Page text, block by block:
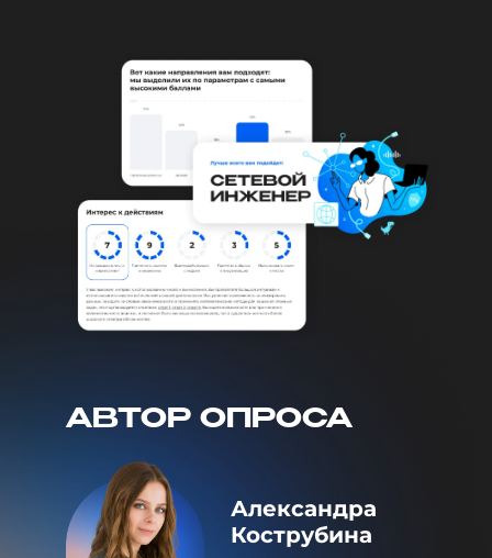
АВТОР ОПРОСА
Александра
Кострубина